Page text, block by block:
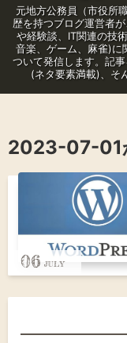
元地方公務員（市役所
歴を持つブログ運営者
や経験談、IT関連の技
音楽、ゲーム、麻雀)に
ついて発信します。記
(ネタ要素満載)、そ
2023-07-01
06